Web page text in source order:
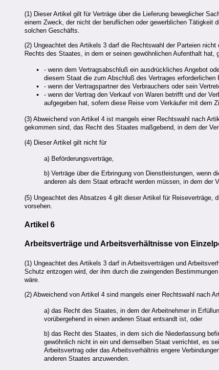
(1) Dieser Artikel gilt für Verträge über die Lieferung beweglicher
einem Zweck, der nicht der beruflichen oder gewerblichen Tätigkeit
solchen Geschäfts.
(2) Ungeachtet des Artikels 3 darf die Rechtswahl der Parteien
Rechts des Staates, in dem er seinen gewöhnlichen Aufenthalt hat,
- wenn dem Vertragsabschluß ein ausdrückliches Angebot
diesem Staat die zum Abschluß des Vertrages erforderlichen
- wenn der Vertragspartner des Verbrauchers oder sein
- wenn der Vertrag den Verkauf von Waren betrifft und der
aufgegeben hat, sofern diese Reise vom Verkäufer mit dem
(3) Abweichend von Artikel 4 ist mangels einer Rechtswahl nach
gekommen sind, das Recht des Staates maßgebend, in dem der
(4) Dieser Artikel gilt nicht für
a) Beförderungsverträge,
b) Verträge über die Erbringung von Dienstleistungen, wenn
anderen als dem Staat erbracht werden müssen, in dem der
(5) Ungeachtet des Absatzes 4 gilt dieser Artikel für Reiseverträge,
vorsehen.
Artikel 6
Arbeitsverträge und Arbeitsverhältnisse von
(1) Ungeachtet des Artikels 3 darf in Arbeitsverträgen und
Schutz entzogen wird, der ihm durch die zwingenden
wäre.
(2) Abweichend von Artikel 4 sind mangels einer Rechtswahl nach
a) das Recht des Staates, in dem der Arbeitnehmer in
vorübergehend in einen anderen Staat entsandt ist, oder
b) das Recht des Staates, in dem sich die Niederlassung
gewöhnlich nicht in ein und demselben Staat verrichtet, es
Arbeitsvertrag oder das Arbeitsverhältnis engere
anderen Staates anzuwenden.